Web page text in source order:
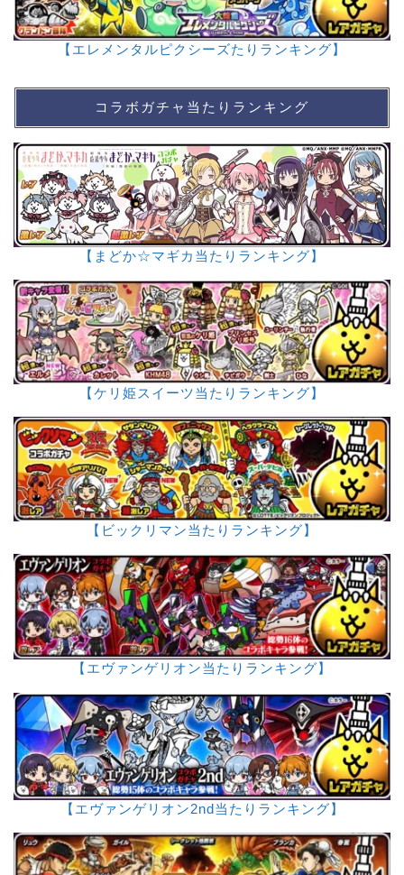
【エレメンタルピクシーズたりランキング】
コラボガチャ当たりランキング
【まどか☆マギカ当たりランキング】
【ケリ姫スイーツ当たりランキング】
【ビックリマン当たりランキング】
【エヴァンゲリオン当たりランキング】
【エヴァンゲリオン2nd当たりランキング】